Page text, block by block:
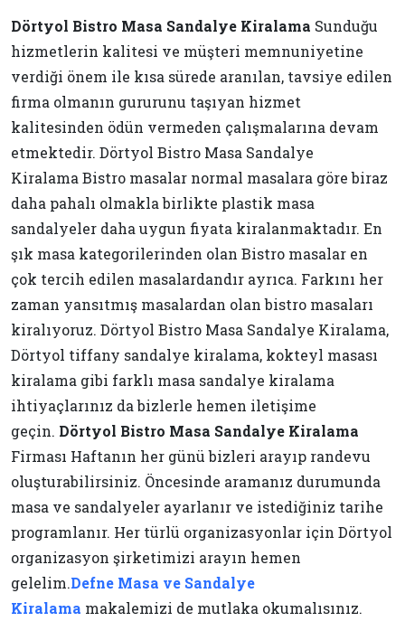
Dörtyol Bistro Masa Sandalye Kiralama Sunduğu
hizmetlerin kalitesi ve müşteri memnuniyetine
verdiği önem ile kısa sürede aranılan, tavsiye edilen
firma olmanın gururunu taşıyan hizmet
kalitesinden ödün vermeden çalışmalarına devam
etmektedir. Dörtyol Bistro Masa Sandalye
Kiralama Bistro masalar normal masalara göre biraz
daha pahalı olmakla birlikte plastik masa
sandalyeler daha uygun fiyata kiralanmaktadır. En
şık masa kategorilerinden olan Bistro masalar en
çok tercih edilen masalardandır ayrıca. Farkını her
zaman yansıtmış masalardan olan bistro masaları
kiralıyoruz. Dörtyol Bistro Masa Sandalye Kiralama,
Dörtyol tiffany sandalye kiralama, kokteyl masası
kiralama gibi farklı masa sandalye kiralama
ihtiyaçlarınız da bizlerle hemen iletişime
geçin. Dörtyol Bistro Masa Sandalye Kiralama
Firması Haftanın her günü bizleri arayıp randevu
oluşturabilirsiniz. Öncesinde aramanız durumunda
masa ve sandalyeler ayarlanır ve istediğiniz tarihe
programlanır. Her türlü organizasyonlar için Dörtyol
organizasyon şirketimizi arayın hemen
gelelim.Defne Masa ve Sandalye
Kiralama makalemizi de mutlaka okumalısınız.